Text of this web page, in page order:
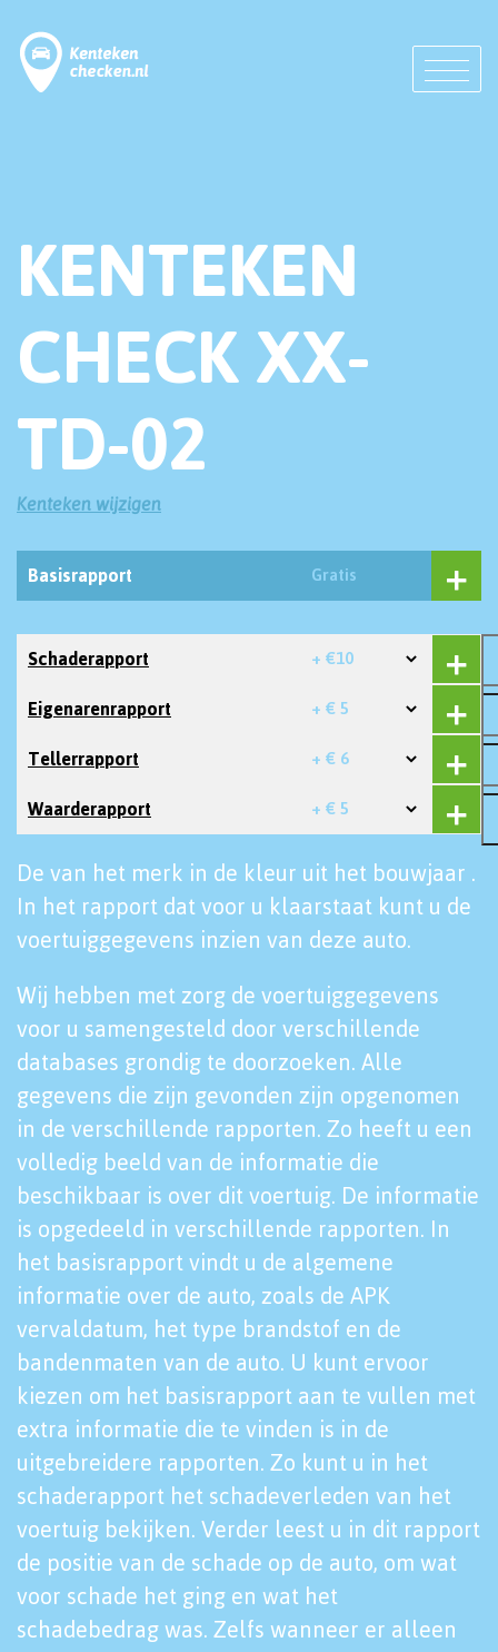
KENTEKEN
CHECK XX-
TD-02
Kenteken wijzigen
Basisrapport Gratis
Schaderapport + €10
Eigenarenrapport + € 5
Tellerrapport + € 6
Waarderapport + € 5
De van het merk in de kleur uit het bouwjaar .
In het rapport dat voor u klaarstaat kunt u de
voertuiggegevens inzien van deze auto.
Wij hebben met zorg de voertuiggegevens
voor u samengesteld door verschillende
databases grondig te doorzoeken. Alle
gegevens die zijn gevonden zijn opgenomen
in de verschillende rapporten. Zo heeft u een
volledig beeld van de informatie die
beschikbaar is over dit voertuig. De informatie
is opgedeeld in verschillende rapporten. In
het basisrapport vindt u de algemene
informatie over de auto, zoals de APK
vervaldatum, het type brandstof en de
bandenmaten van de auto. U kunt ervoor
kiezen om het basisrapport aan te vullen met
extra informatie die te vinden is in de
uitgebreidere rapporten. Zo kunt u in het
schaderapport het schadeverleden van het
voertuig bekijken. Verder leest u in dit rapport
de positie van de schade op de auto, om wat
voor schade het ging en wat het
schadebedrag was. Zelfs wanneer er alleen